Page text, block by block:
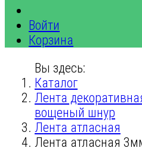
Войти
Корзина
Вы здесь:
Каталог
Лента
вощеный шнур
Лента атласная
Лента атласная